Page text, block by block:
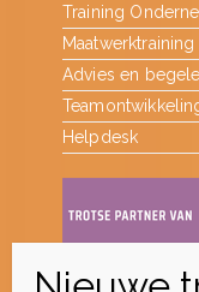
Training
Maatwerktraining
Advies en
Helpdesk